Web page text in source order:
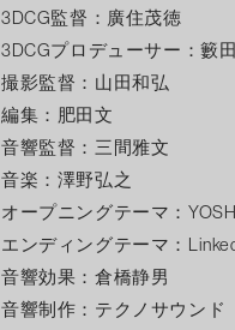
3DCG監督：廣住茂徳
3DCGプロデューサー：籔
撮影監督：山田和弘
編集：肥田文
音響監督：三間雅文
音楽：澤野弘之
オープニングテーマ：
エンディングテーマ：
音響効果：倉橋静男
音響制作：テクノサウンド